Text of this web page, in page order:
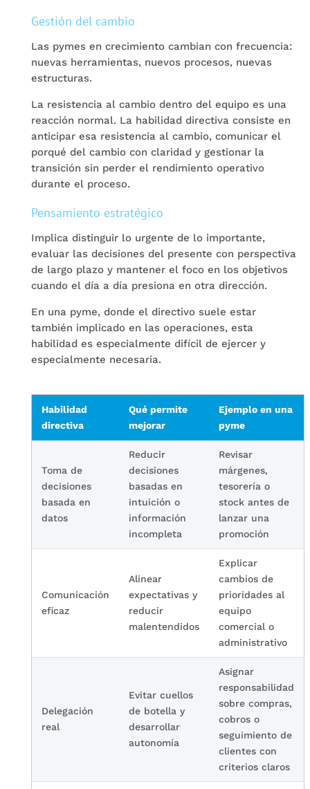
Gestión del cambio
Las pymes en crecimiento cambian con frecuencia:
nuevas herramientas, nuevos procesos, nuevas
estructuras.
La resistencia al cambio dentro del equipo es una
reacción normal. La habilidad directiva consiste en
anticipar esa resistencia al cambio, comunicar el
porqué del cambio con claridad y gestionar la
transición sin perder el rendimiento operativo
durante el proceso.
Pensamiento estratégico
Implica distinguir lo urgente de lo importante,
evaluar las decisiones del presente con perspectiva
de largo plazo y mantener el foco en los objetivos
cuando el día a día presiona en otra dirección.
En una pyme, donde el directivo suele estar
también implicado en las operaciones, esta
habilidad es especialmente difícil de ejercer y
especialmente necesaria.
Habilidad
directiva
Qué permite
mejorar
Ejemplo en una
pyme
Toma de
decisiones
basada en
datos
Reducir
decisiones
basadas en
intuición o
información
incompleta
Revisar
márgenes,
tesorería o
stock antes de
lanzar una
promoción
Comunicación
eficaz
Alinear
expectativas y
reducir
malentendidos
Explicar
cambios de
prioridades al
equipo
comercial o
administrativo
Delegación
real
Evitar cuellos
de botella y
desarrollar
autonomía
Asignar
responsabilidad
sobre compras,
cobros o
seguimiento de
clientes con
criterios claros